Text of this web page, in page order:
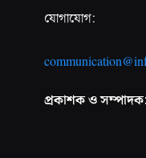
যোগাযোগ:
প্রকাশক ও